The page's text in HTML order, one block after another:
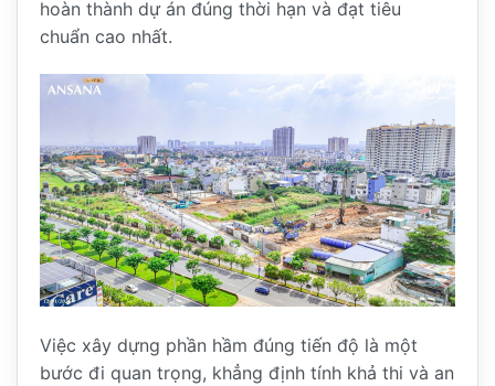
hoàn thành dự án đúng thời hạn và đạt tiêu
chuẩn cao nhất.
Việc xây dựng phần hầm đúng tiến độ là một
bước đi quan trọng, khẳng định tính khả thi và an